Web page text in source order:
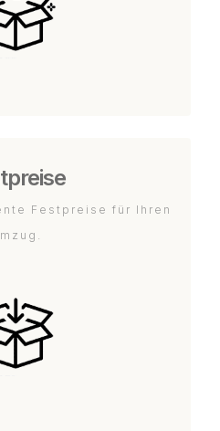
Festpreise für Ihren